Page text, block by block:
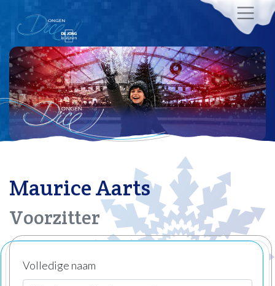
Maurice Aarts
Voorzitter
Volledige naam